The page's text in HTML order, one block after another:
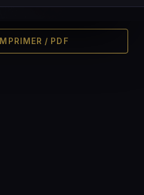
IMPRIMER / PDF